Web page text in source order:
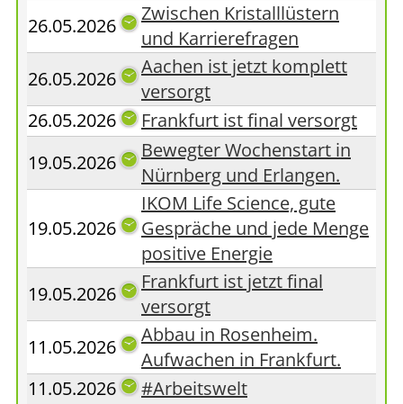
26.05.2026
Zwischen Kristalllüstern
und Karrierefragen
26.05.2026
Aachen ist jetzt komplett
versorgt
26.05.2026
Frankfurt ist final versorgt
19.05.2026
Bewegter Wochenstart in
Nürnberg und Erlangen.
19.05.2026
IKOM Life Science, gute
Gespräche und jede Menge
positive Energie
19.05.2026
Frankfurt ist jetzt final
versorgt
11.05.2026
Abbau in Rosenheim.
Aufwachen in Frankfurt.
11.05.2026
#Arbeitswelt